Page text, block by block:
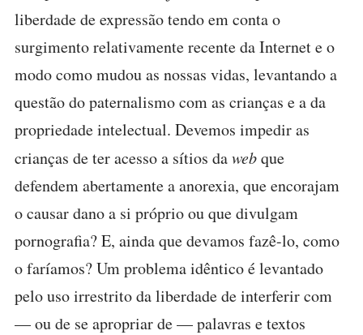
liberdade de expressão tendo em conta o
surgimento relativamente recente da Internet e o
modo como mudou as nossas vidas, levantando a
questão do paternalismo com as crianças e a da
propriedade intelectual. Devemos impedir as
crianças de ter acesso a sítios dawebque
defendem abertamente a anorexia, que encorajam
o causar dano a si próprio ou que divulgam
pornografia? E, ainda que devamos fazê-lo, como
o faríamos? Um problema idêntico é levantado
pelo uso irrestrito da liberdade de interferir com
— ou de se apropriar de — palavras e textos